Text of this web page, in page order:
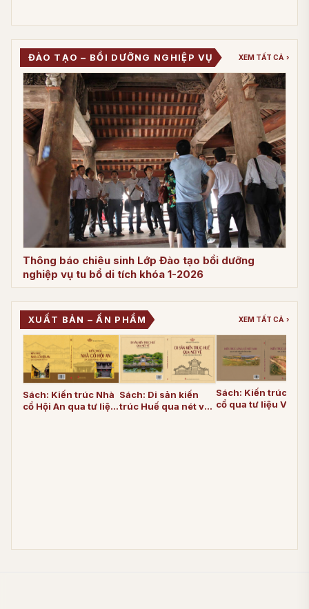
ĐÀO TẠO – BỒI DƯỠNG NGHIỆP VỤ XEM TẤT CẢ ›
Thông báo chiêu sinh Lớp Đào tạo bồi dưỡng
nghiệp vụ tu bổ di tích khóa 1-2026
di
01/07/2026
Mẫu hồ sơ đăng ký Lớp ĐTBDNV tu bổ di tích
01/07/2026
Viện Bảo tồn di tích tăng cường liên kết đào tạo, bồi
dưỡng nghiệp vụ tu bổ di tích
31/10/2025
XUẤT BẢN – ẤN PHẨM XEM TẤT CẢ ›
Sách: Kiến trúc Nhà
cổ Hội An qua tư liệu
Sách: Di sản kiến
trúc Huế qua nét vẽ
Sách: Kiến trúc làng
cổ qua tư liệu Viện